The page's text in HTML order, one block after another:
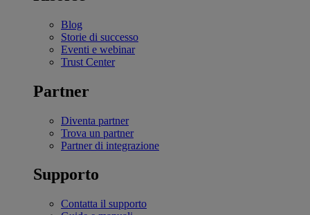
Blog
Storie di successo
Eventi e webinar
Trust Center
Partner
Diventa partner
Trova un partner
Partner di integrazione
Supporto
Contatta il supporto